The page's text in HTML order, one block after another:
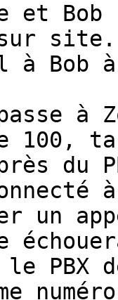
Bob
sur
à Bob
à
100,
du
un
PBX